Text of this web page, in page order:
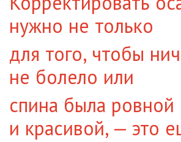
нужно не только
для того, чтобы
не болело или
спина была ровной
и красивой, — это